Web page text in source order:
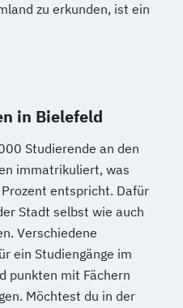
zu erkunden, ist ein
in Bielefeld
Studierende an den
immatrikuliert, was
entspricht. Dafür
Stadt selbst wie auch
Verschiedene
ein Studiengänge im
punkten mit Fächern
Möchtest du in der